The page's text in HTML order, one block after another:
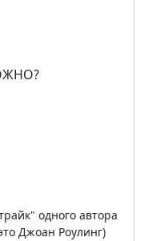
одного автора
Джоан Роулинг)